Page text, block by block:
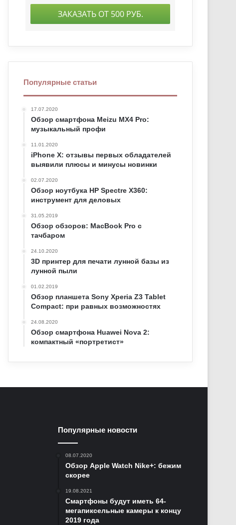
Популярные статьи
17.07.2020
Обзор смартфона Meizu MX4 Pro:
музыкальный профи
11.01.2020
iPhone X: отзывы первых обладателей
выявили плюсы и минусы новинки
02.07.2020
Обзор ноутбука HP Spectre X360:
инструмент для деловых
31.05.2019
Обзор обзоров: MacBook Pro с
тачбаром
24.10.2020
3D принтер для печати лунной базы из
лунной пыли
01.02.2019
Обзор планшета Sony Xperia Z3 Tablet
Compact: при равных возможностях
24.08.2020
Обзор смартфона Huawei Nova 2:
компактный «портретист»
Популярные новости
08.07.2020
Обзор Apple Watch Nike+: бежим
скорее
19.08.2021
Смартфоны будут иметь 64-
мегапиксельные камеры к концу
2019 года